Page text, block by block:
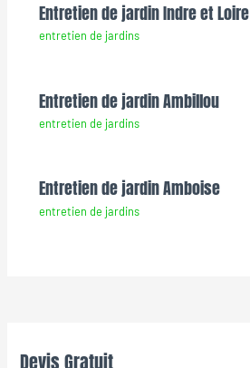
Entretien de jardin Indre et Loire
entretien de jardins
Entretien de jardin Ambillou
entretien de jardins
Entretien de jardin Amboise
entretien de jardins
Devis Gratuit